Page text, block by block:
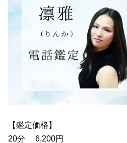
【鑑定価格】
20分 6,200円